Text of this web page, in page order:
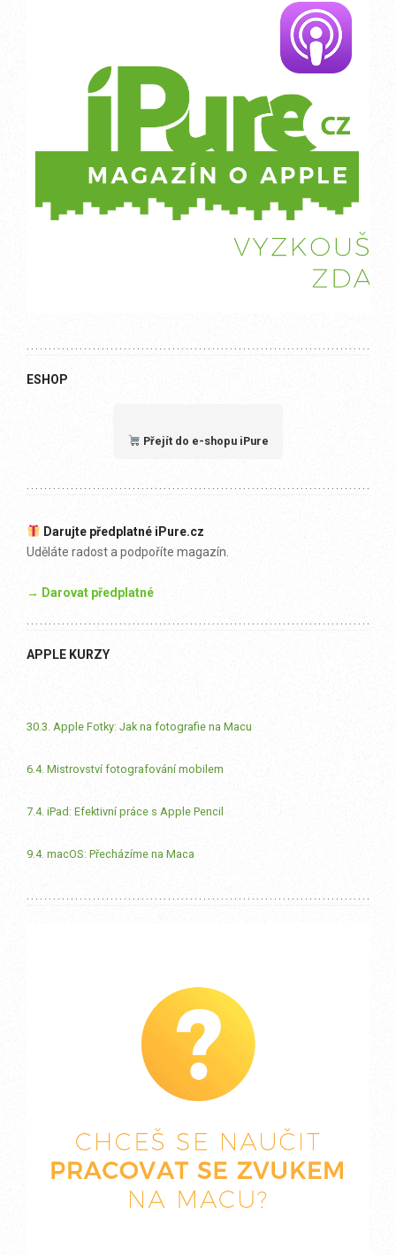
ESHOP
Přejít do e-shopu iPure
Darujte předplatné iPure.cz
Uděláte radost a podpoříte magazín.
→ Darovat předplatné
APPLE KURZY
30.3. Apple Fotky: Jak na fotografie na Macu
6.4. Mistrovství fotografování mobilem
7.4. iPad: Efektivní práce s Apple Pencil
9.4. macOS: Přecházíme na Maca